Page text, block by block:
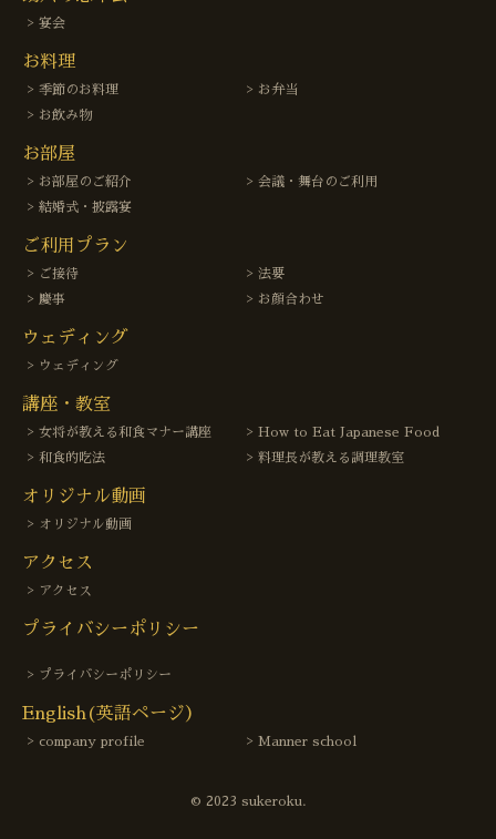
宴会
お料理
季節のお料理
お弁当
お飲み物
お部屋
お部屋のご紹介
会議・舞台のご利用
結婚式・披露宴
ご利用プラン
ご接待
法要
慶事
お顔合わせ
ウェディング
ウェディング
講座・教室
女将が教える和食マナー講座
How to Eat Japanese Food
和食的吃法
料理長が教える調理教室
オリジナル動画
オリジナル動画
アクセス
アクセス
プライバシーポリシー
プライバシーポリシー
English(英語ページ）
company profile Manner school
© 2023 sukeroku.